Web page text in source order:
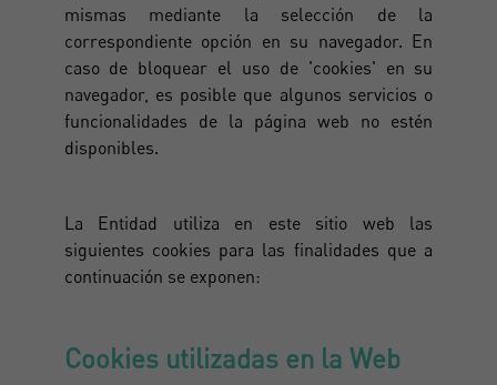
mismas mediante la selección de la
correspondiente opción en su navegador. En
caso de bloquear el uso de 'cookies' en su
navegador, es posible que algunos servicios o
funcionalidades de la página web no estén
disponibles.
La Entidad utiliza en este sitio web las
siguientes cookies para las finalidades que a
continuación se exponen:
Cookies utilizadas en la Web